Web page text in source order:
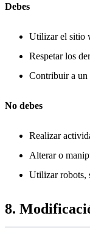
Debes
Utilizar el sitio
Respetar los
Contribuir a un
No debes
Realizar
Alterar o
Utilizar robots,
8.